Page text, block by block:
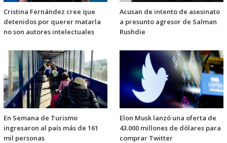
Cristina Fernández cree que
detenidos por querer matarla
no son autores intelectuales
Acusan de intento de asesinato
a presunto agresor de Salman
Rushdie
En Semana de Turismo
ingresaron al país más de 161
mil personas
Elon Musk lanzó una oferta de
43.000 millones de dólares para
comprar Twitter